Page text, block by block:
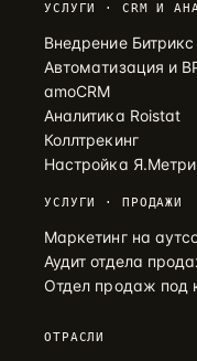
УСЛУГИ · CRM И
Внедрение
Автоматизация и
amoCRM
Аналитика Roistat
Коллтрекинг
Настройка
УСЛУГИ · ПРОДАЖИ
Маркетинг на
Аудит отдела
Отдел продаж под
ОТРАСЛИ